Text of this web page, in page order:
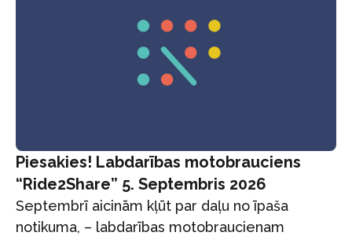
Piesakies! Labdarības motobrauciens
“Ride2Share” 5. Septembris 2026
Septembrī aicinām kļūt par daļu no īpaša
notikuma, – labdarības motobraucienam